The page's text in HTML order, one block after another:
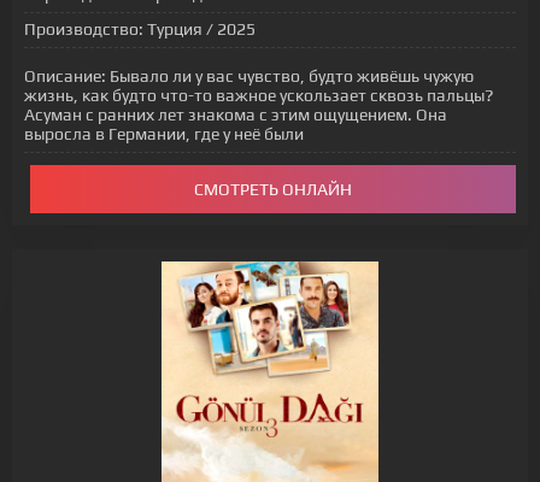
Производство: Турция / 2025
Описание: Бывало ли у вас чувство, будто живёшь чужую
жизнь, как будто что-то важное ускользает сквозь пальцы?
Асуман с ранних лет знакома с этим ощущением. Она
выросла в Германии, где у неё были
СМОТРЕТЬ ОНЛАЙН